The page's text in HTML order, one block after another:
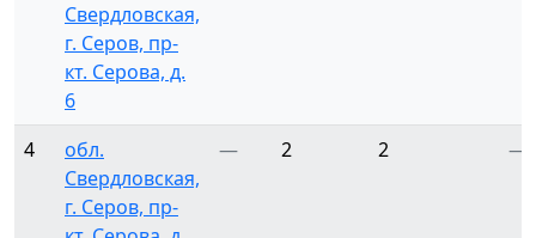
Свердловская,
г. Серов, пр-
кт. Серова, д.
6
4
обл.
Свердловская,
г. Серов, пр-
— 2 2 —